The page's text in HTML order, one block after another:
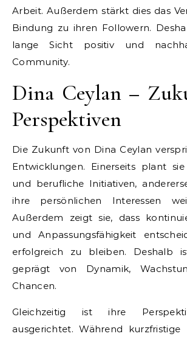
Arbeit. Außerdem stärkt dies das
Bindung zu ihren Followern.
lange Sicht positiv und
Community.
Dina Ceylan –
Perspektiven
Die Zukunft von Dina Ceylan
Entwicklungen. Einerseits plant
und berufliche Initiativen,
ihre persönlichen Interessen
Außerdem zeigt sie, dass
und Anpassungsfähigkeit
erfolgreich zu bleiben. Deshalb
geprägt von Dynamik,
Chancen.
Gleichzeitig ist ihre
ausgerichtet. Während kurzfristige